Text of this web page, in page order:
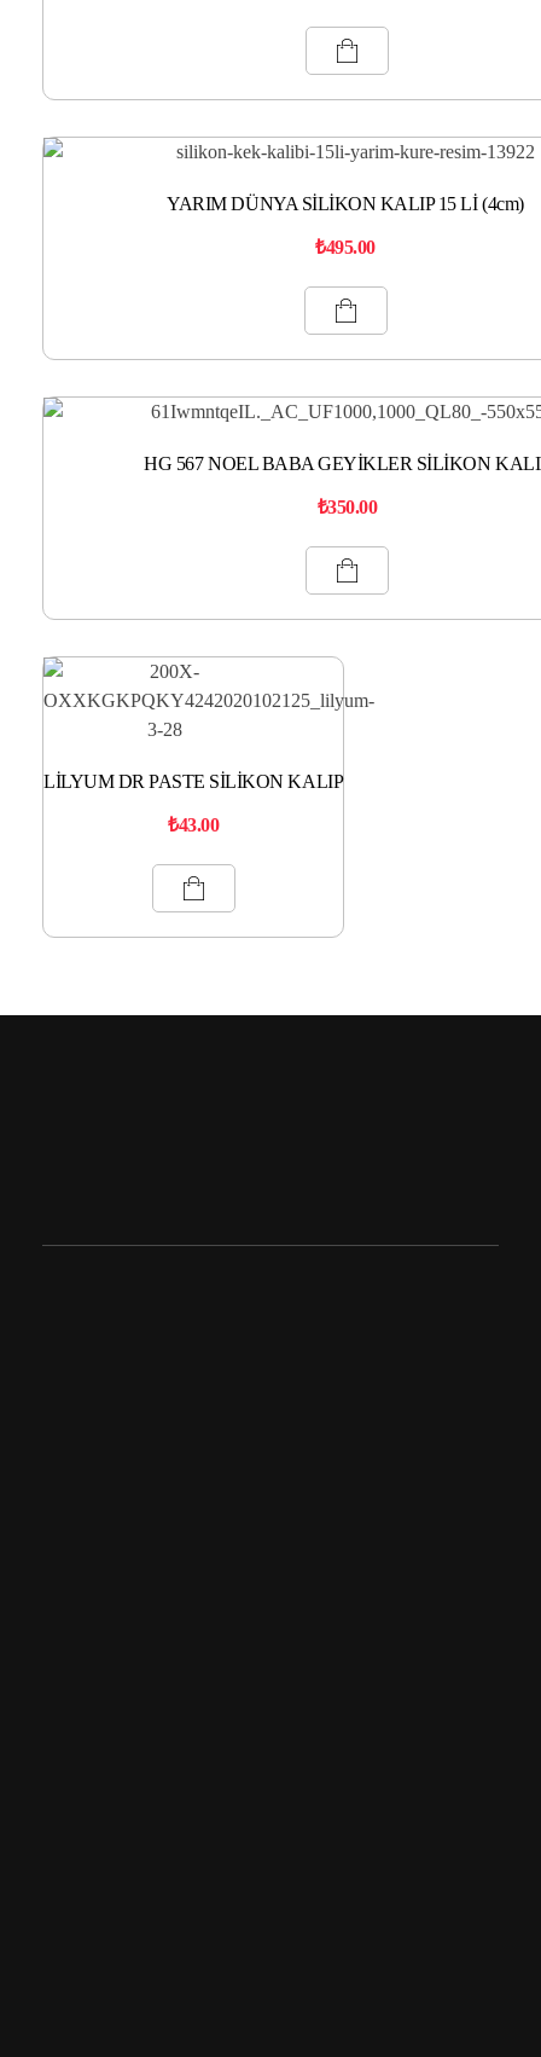
YARIM DÜNYA SİLİKON KALIP 15 Lİ (4cm)
₺495.00
HG 567 NOEL BABA GEYİKLER SİLİKON
₺350.00
LİLYUM DR PASTE SİLİKON KALIP
₺43.00